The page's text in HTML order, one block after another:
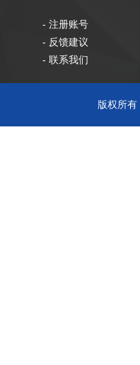
- 注册账号
- 反馈建议
- 联系我们
版权所